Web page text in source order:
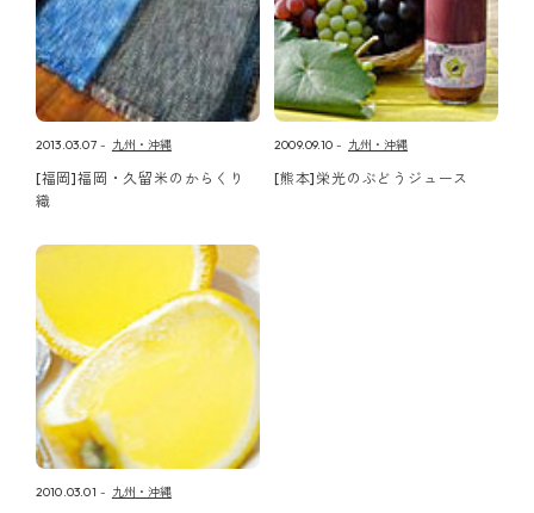
2013.03.07 九州・沖縄
[福岡]福岡・久留米のからくり
織
2009.09.10 九州・沖縄
[熊本]栄光のぶどうジュース
2010.03.01 九州・沖縄